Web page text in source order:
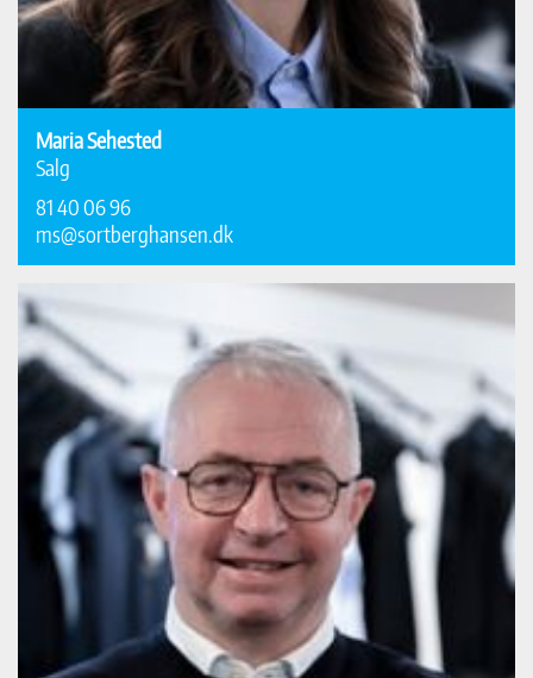
Maria Sehested
Salg
81 40 06 96
ms@sortberghansen.dk